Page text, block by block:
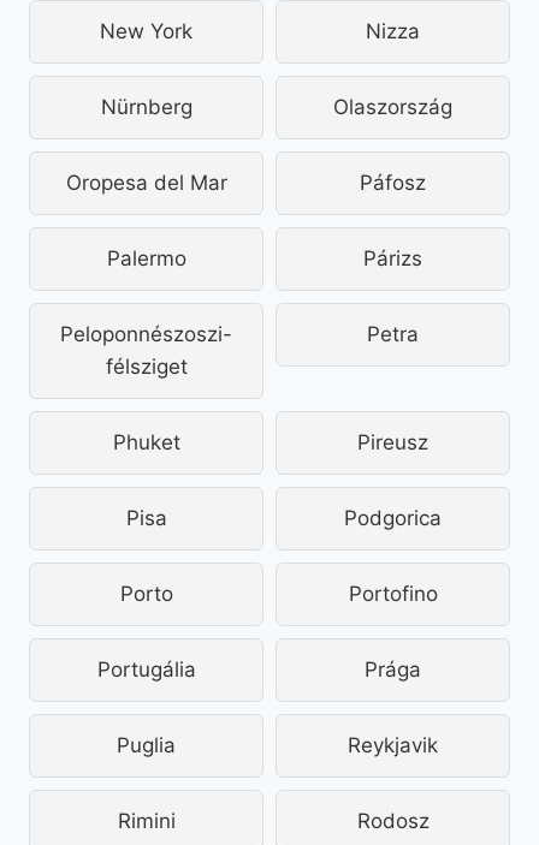
New York Nizza
Nürnberg Olaszország
Oropesa del Mar Páfosz
Palermo Párizs
Peloponnészoszi-
félsziget
Petra
Phuket Pireusz
Pisa Podgorica
Porto Portofino
Portugália Prága
Puglia Reykjavik
Rimini Rodosz